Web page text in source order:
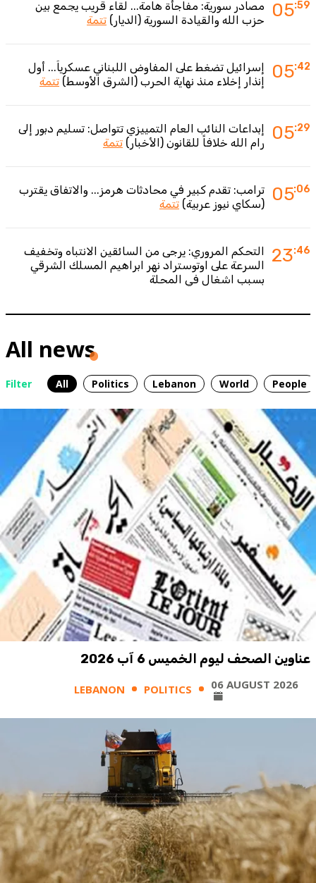
05:59
مصادر سورية: مفاجأة هامة... لقاء قريب يجمع بين
حزب الله والقيادة السورية (الديار) تتمة
05:42
إسرائيل تضغط على المفاوض اللبناني عسكرياً... أول
إنذار إخلاء منذ نهاية الحرب (الشرق الأوسط) تتمة
05:29
إبداعات النائب العام التمييزي تتواصل: تسليم دبور إلى
رام الله خلافاً للقانون (الأخبار) تتمة
05:06
ترامب: تقدم كبير في محادثات هرمز... والاتفاق يقترب
(سكاي نيوز عربية) تتمة
23:46
التحكم المروري: يرجى من السائقين الانتباه وتخفيف
السرعة على اوتوستراد نهر ابراهيم المسلك الشرقي
بسبب اشغال في المحلة
All news
Filter All Politics Lebanon World People
عناوين الصحف ليوم الخميس 6 آب 2026
LEBANON POLITICS 06 AUGUST 2026